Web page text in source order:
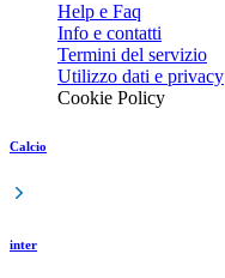
Help e Faq
Info e contatti
Termini del servizio
Utilizzo dati e privacy
Cookie Policy
Calcio
inter